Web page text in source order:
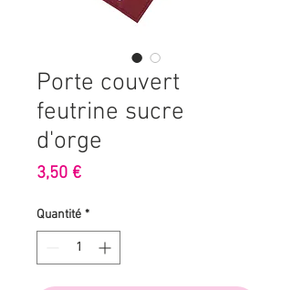
Porte couvert
feutrine sucre
d'orge
3,50 €Prix
Quantité *